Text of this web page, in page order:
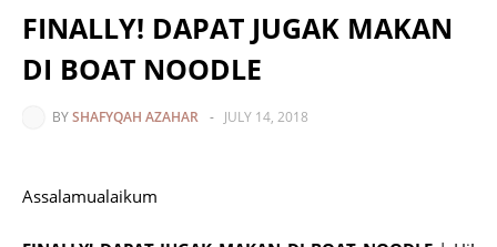
FINALLY! DAPAT JUGAK MAKAN
DI BOAT NOODLE
BYSHAFYQAH AZAHAR - JULY 14, 2018
Assalamualaikum